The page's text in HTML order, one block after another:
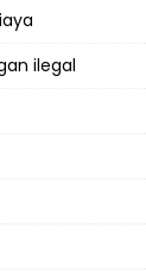
ilegal